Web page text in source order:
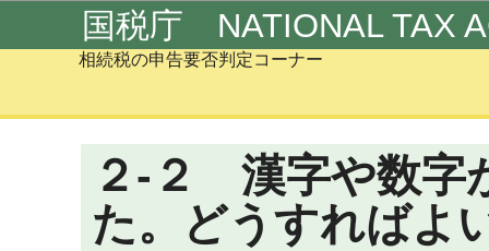
この
国税庁 NATIONAL TAX
相続税の申告要否判定コーナー
２-２ 漢字や数字
た。どうすればよ